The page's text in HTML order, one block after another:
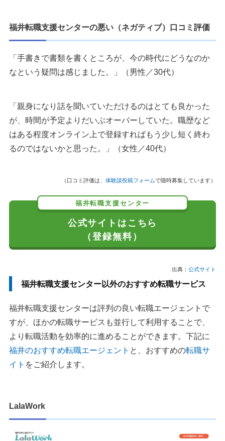
福井転職支援センターの悪い（ネガティブ）口コミ評価
「手書きで書類を書くところが、今の時代にどうなのか
なという疑問は感じました。」（男性／30代）
「親身になり話を聞いていただけるのはとても良かった
が、時間が予定よりだいぶオーバーしていた。職歴など
はある程度オンライン上で登録すればもう少し短く終わ
るのではないかと思った。」（女性／40代）
（口コミ評価は、 体験談投稿フォームで随時募集しています）
福井転職支援センター
公式サイトはこちら
（登録無料）
出典： 公式サイト
福井転職支援センター以外のおすすめ転職サービス
福井転職支援センターは評判の良い転職エージェントで
すが、ほかの転職サービスも並行して利用することで、
より転職活動を効率的に進めることができます。下記に
福井のおすすめ転職エージェント と、おすすめの転職サ
イト をご紹介します。
LalaWork